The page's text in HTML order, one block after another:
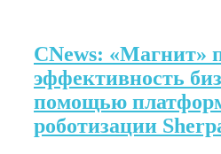
CNews: «Магнит»
эффективность
помощью
роботизации